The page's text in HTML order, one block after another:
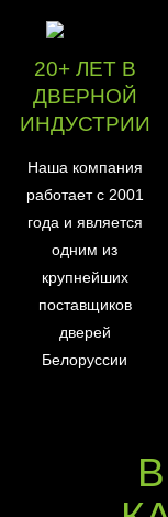
20+ ЛЕТ В
ДВЕРНОЙ
ИНДУСТРИИ
Наша компания
работает с 2001
года и является
одним из
крупнейших
поставщиков
дверей
Белоруссии